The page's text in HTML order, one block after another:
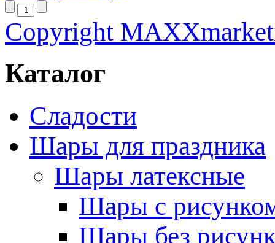
Copyright
Каталог
Сладости
Шары для праздника
Шары латексные
Шары с
Шары без